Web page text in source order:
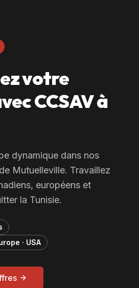
votre
CCSAV à
dynamique dans nos
Mutuelleville. Travaillez
européens et
la Tunisie.
· USA